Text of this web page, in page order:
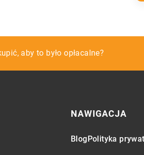
w przedszkolu?
aby to było opłacalne?
odcinek remontowanej
NAWIGACJA
BlogPolityka